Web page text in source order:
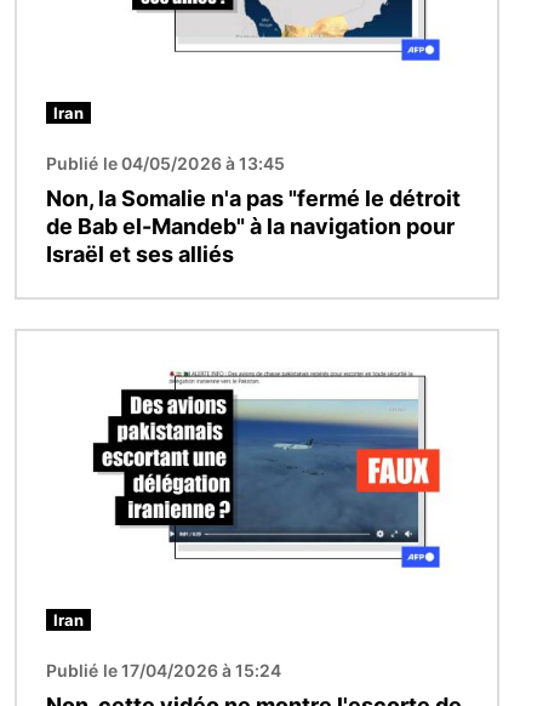
Iran
Publié le 04/05/2026 à 13:45
Non, la Somalie n'a pas "fermé le détroit
de Bab el-Mandeb" à la navigation pour
Israël et ses alliés
Iran
Publié le 17/04/2026 à 15:24